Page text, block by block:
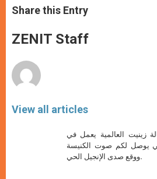
t
s
p
p
s
e
g
e
e
b
o
k
Share this Entry
ZENIT Staff
View all articles
زينيت العالمية يعمل في
يوصل لكم صوت الكنيسة
ووقع صدى الإنجيل الحي.